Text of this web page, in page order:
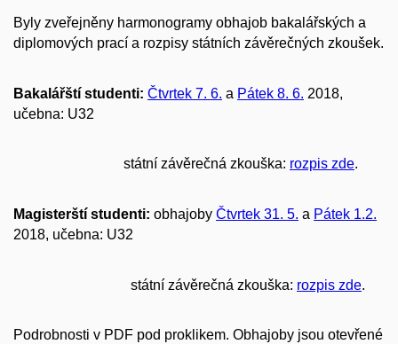
Byly zveřejněny harmonogramy obhajob bakalářských a
diplomových prací a rozpisy státních závěrečných zkoušek.
Bakalářští studenti: Čtvrtek 7. 6. a Pátek 8. 6. 2018,
učebna: U32
státní závěrečná zkouška: rozpis zde.
Magisterští studenti: obhajoby Čtvrtek 31. 5. a Pátek 1.2.
2018, učebna: U32
státní závěrečná zkouška: rozpis zde.
Podrobnosti v PDF pod proklikem. Obhajoby jsou otevřené